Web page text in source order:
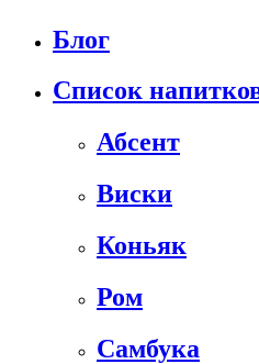
Блог
Список
Абсент
Виски
Коньяк
Ром
Самбука